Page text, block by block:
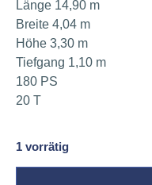
Länge 14,90 m
Breite 4,04 m
Höhe 3,30 m
Tiefgang 1,10 m
180 PS
20 T
1 vorrätig